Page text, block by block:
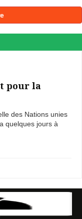
pour la
des Nations unies
quelques jours à